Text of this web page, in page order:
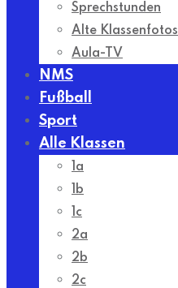
Sprechstunden
Alte Klassenfotos
Aula-TV
NMS
Fußball
Sport
Alle Klassen
1a
1b
1c
2a
2b
2c